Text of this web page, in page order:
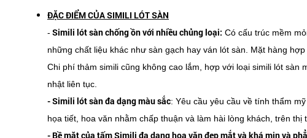
ĐẶC ĐIỂM CỦA SIMILI LÓT SÀN
- Simili lót sàn chống ồn với nhiều chủng loại: Có cấu trúc mềm
những chất liệu khác như sàn gạch hay ván lót sàn. Mặt hàng
Chi phí thảm simili cũng không cao lắm, hợp với loại simili lót
nhật liên tục.
- Simili lót sàn đa dạng màu sắc: Yêu cầu yêu cầu về tính thẩm
họa tiết, hoa văn nhằm chấp thuận và làm hài lòng khách, trên
- Bề mặt của tấm Simili đa dạng hoa văn đẹp mắt và khá mịn và